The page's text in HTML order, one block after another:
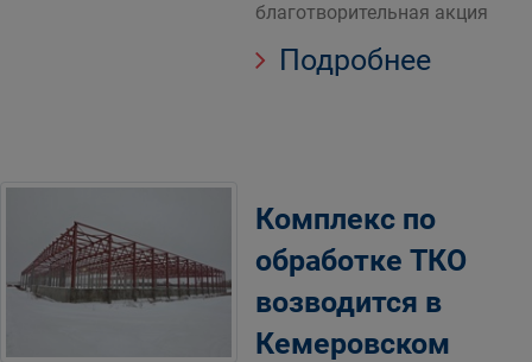
благотворительная акция
Подробнее
Комплекс по
обработке ТКО
возводится в
Кемеровском